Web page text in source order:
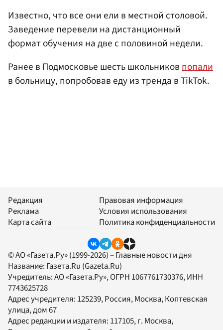
Известно, что все они ели в местной столовой.
Заведение перевели на дистанционный
формат обучения на две с половиной недели.
Ранее в Подмосковье шесть школьниковпопали
в больницу, попробовав еду из тренда в TikTok.
Редакция
Реклама
Карта сайта
Правовая информация
Условия использования
Политика конфиденциальности
© АО «Газета.Ру» (1999-2026) – Главные новости дня
Название: Газета.Ru (Gazeta.Ru)
Учредитель:АО «Газета.Ру», ОГРН 1067761730376, ИНН
7743625728
Адрес учредителя: 125239, Россия, Москва, Коптевская
улица, дом 67
Адрес редакции и издателя: 117105, г. Москва,